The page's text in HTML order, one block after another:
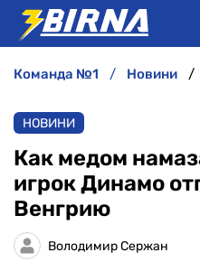
АНАЛІТИКА
ІНТЕРВ'Ю
РІЗНЕ
команда №1 новини
НОВИНИ
Как медом
игрок Динамо
Венгрию
Володимир Сержан